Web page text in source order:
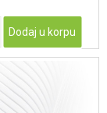
Dodaj u korpu